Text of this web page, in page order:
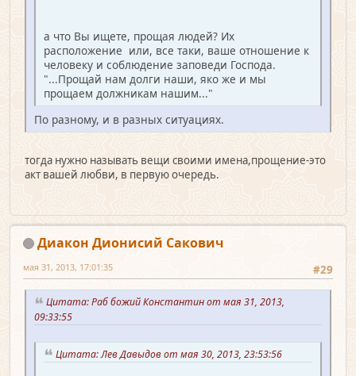
а что Вы ищете, прощая людей? Их
расположение или, все таки, ваше отношение к
человеку и соблюдение заповеди Господа.
"...Прощай нам долги наши, яко же и мы
прощаем должникам нашим..."
По разному, и в разных ситуациях.
тогда нужно называть вещи своими имена,прощение-это
акт вашей любви, в первую очередь.
Диакон Дионисий Сакович
#29
мая 31, 2013, 17:01:35
Цитата: Раб божий Константин от мая 31, 2013,
09:33:55
Цитата: Лев Давыдов от мая 30, 2013, 23:53:56